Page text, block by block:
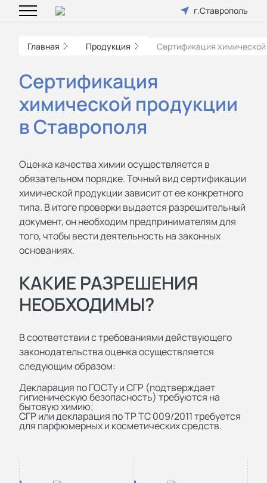
г.Ставрополь
Главная Продукция Сертификация
Сертификация
химической продукции
в Ставрополя
Оценка качества химии осуществляется в
обязательном порядке. Точный вид сертификации
химической продукции зависит от ее конкретного
типа. В итоге проверки выдается разрешительный
документ, он необходим предпринимателям для
того, чтобы вести деятельность на законных
основаниях.
КАКИЕ РАЗРЕШЕНИЯ
НЕОБХОДИМЫ?
В соответствии с требованиями действующего
законодательства оценка осуществляется
следующим образом:
Декларация по ГОСТу и СГР (подтверждает
гигиеническую безопасность) требуются на
бытовую химию;
СГР или декларация по ТР ТС 009/2011 требуется
для парфюмерных и косметических средств.